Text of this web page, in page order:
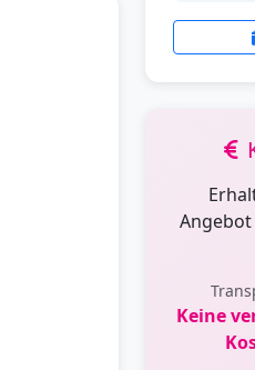
Keine